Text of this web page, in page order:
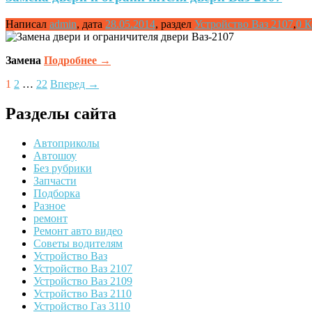
Написал admin, дата 28.05.2014, раздел Устройство Ваз 2107,0
Замена Подробнее →
Posts
1 2 … 22 Вперед →
Разделы сайта
Автоприколы
Автошоу
Без рубрики
Запчасти
Подборка
Разное
ремонт
Ремонт авто видео
Советы водителям
Устройство Ваз
Устройство Ваз 2107
Устройство Ваз 2109
Устройство Ваз 2110
Устройство Газ 3110